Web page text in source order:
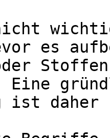
es
Eine
ist daher